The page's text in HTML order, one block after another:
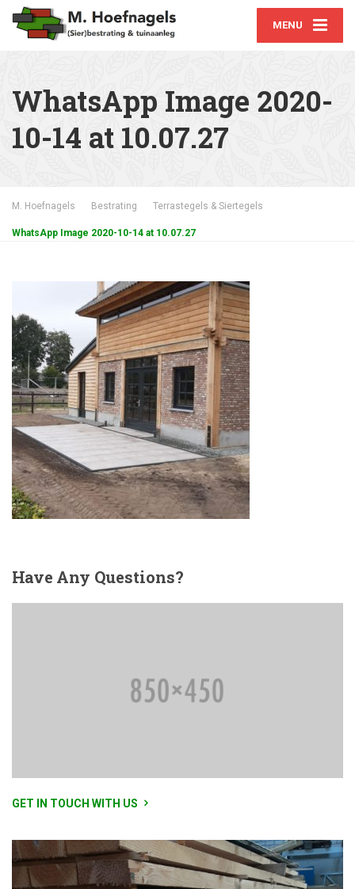
MENU
WhatsApp Image 2020-
10-14 at 10.07.27
M. Hoefnagels Bestrating Terrastegels & Siertegels
WhatsApp Image 2020-10-14 at 10.07.27
HaveAny Questions?
GET IN TOUCH WITH US